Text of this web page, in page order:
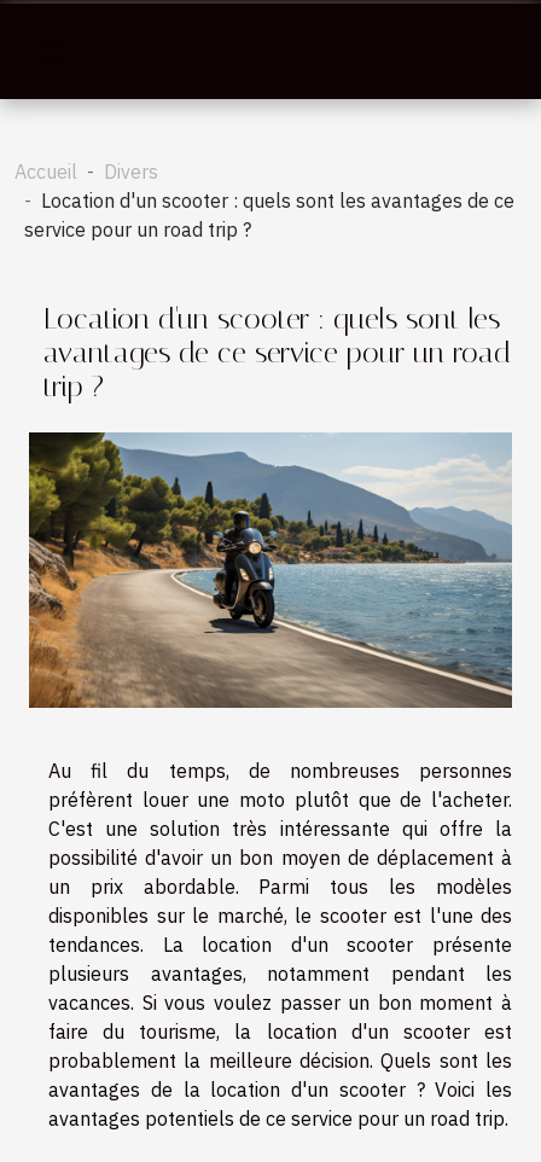
Accueil
Divers
Location d'un scooter : quels sont les avantages de ce
service pour un road trip ?
Location d'un scooter : quels sont les
avantages de ce service pour un road
trip ?
Au fil du temps, de nombreuses personnes
préfèrent louer une moto plutôt que de l'acheter.
C'est une solution très intéressante qui offre la
possibilité d'avoir un bon moyen de déplacement à
un prix abordable. Parmi tous les modèles
disponibles sur le marché, le scooter est l'une des
tendances. La location d'un scooter présente
plusieurs avantages, notamment pendant les
vacances. Si vous voulez passer un bon moment à
faire du tourisme, la location d'un scooter est
probablement la meilleure décision. Quels sont les
avantages de la location d'un scooter ? Voici les
avantages potentiels de ce service pour un road trip.